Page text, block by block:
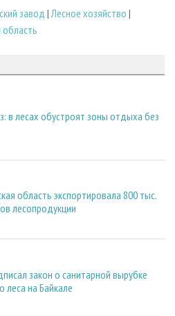
завод |Лесное хозяйство |
в лесах обустроят зоны отдыха без
область экспортировала 800 тыс.
лесопродукции
закон о санитарной вырубке
леса на Байкале